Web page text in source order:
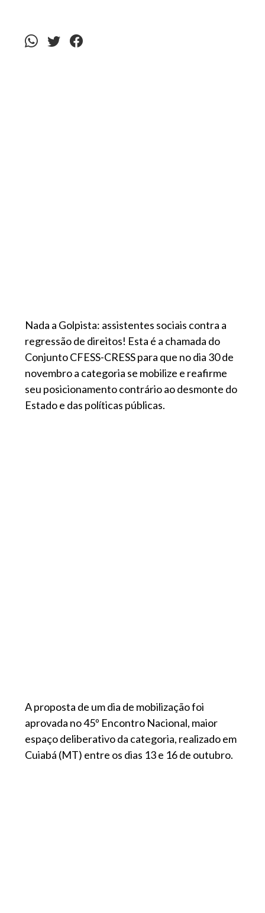
Nada a Golpista: assistentes sociais contra a
regressão de direitos! Esta é a chamada do
Conjunto CFESS-CRESS para que no dia 30 de
novembro a categoria se mobilize e reafirme
seu posicionamento contrário ao desmonte do
Estado e das políticas públicas.
A proposta de um dia de mobilização foi
aprovada no 45º Encontro Nacional, maior
espaço deliberativo da categoria, realizado em
Cuiabá (MT) entre os dias 13 e 16 de outubro.